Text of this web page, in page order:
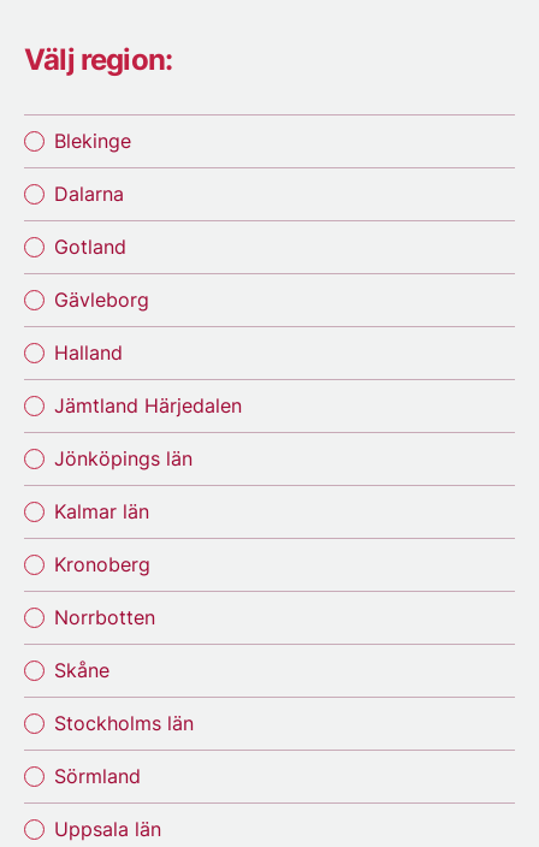
Välj region:
Blekinge
Dalarna
Gotland
Gävleborg
Halland
Jämtland Härjedalen
Jönköpings län
Kalmar län
Kronoberg
Norrbotten
Skåne
Stockholms län
Sörmland
Uppsala län